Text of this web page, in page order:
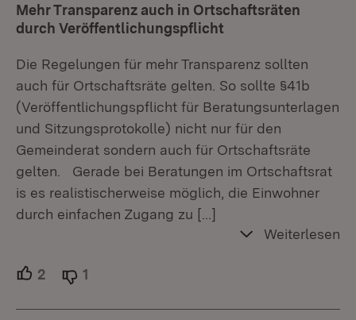
Mehr Transparenz auch in Ortschaftsräten
durch Veröffentlichungspflicht
Die Regelungen für mehr Transparenz sollten
auch für Ortschaftsräte gelten. So sollte §41b
(Veröffentlichungspflicht für Beratungsunterlagen
und Sitzungsprotokolle) nicht nur für den
Gemeinderat sondern auch für Ortschaftsräte
gelten. Gerade bei Beratungen im Ortschaftsrat
is es realistischerweise möglich, die Einwohner
durch einfachen Zugang zu […]
Weiterlesen
2 Unterstützer.
1